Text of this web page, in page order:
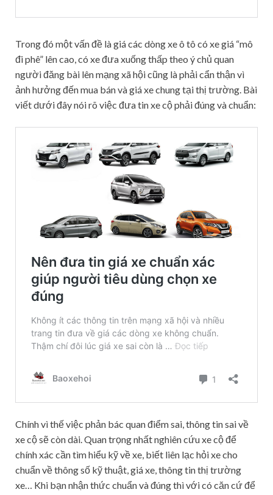
Trong đó một vấn đề là giá các dòng xe ô tô có xe giá “mô
đi phê” lên cao, có xe đưa xuống thấp theo ý chủ quan
người đăng bài lên mạng xã hội cũng là phải cẩn thận vì
ảnh hưởng đến mua bán và giá xe chung tại thị trường. Bài
viết dưới đây nói rõ việc đưa tin xe cộ phải đúng và chuẩn:
Chính vì thế việc phản bác quan điểm sai, thông tin sai về
xe cộ sẽ còn dài. Quan trọng nhất nghiên cứu xe cộ để
chính xác cần tìm hiểu kỹ về xe, biết liên lạc hỏi xe cho
chuẩn về thông số kỹ thuật, giá xe, thông tin thị trường
xe… Khi bạn nhận thức chuẩn và đúng thì với có căn cứ để